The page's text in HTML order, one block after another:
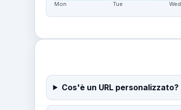
Mon Tue Wed
Cos'è un URL personalizzato?